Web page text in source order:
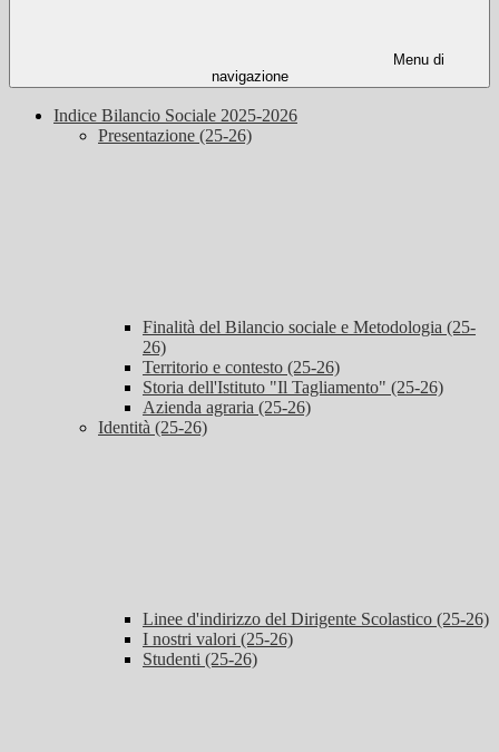
Menu di
navigazione
Indice Bilancio Sociale 2025-2026
Presentazione (25-26)
Finalità del Bilancio sociale e Metodologia (25-
26)
Territorio e contesto (25-26)
Storia dell'Istituto "Il Tagliamento" (25-26)
Azienda agraria (25-26)
Identità (25-26)
Linee d'indirizzo del Dirigente Scolastico (25-26)
I nostri valori (25-26)
Studenti (25-26)